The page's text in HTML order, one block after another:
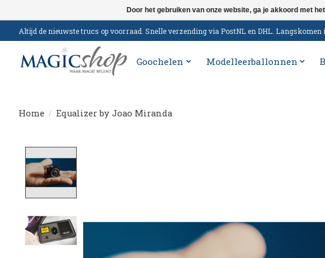
Altijd de nieuwste trucs op voorraad. Snelle verzending via PostNL en DHL.
Goochelen Modelleerballonnen
Home / Equalizer by Joao Miranda
Door het gebruiken van onze website, ga je akkoord met